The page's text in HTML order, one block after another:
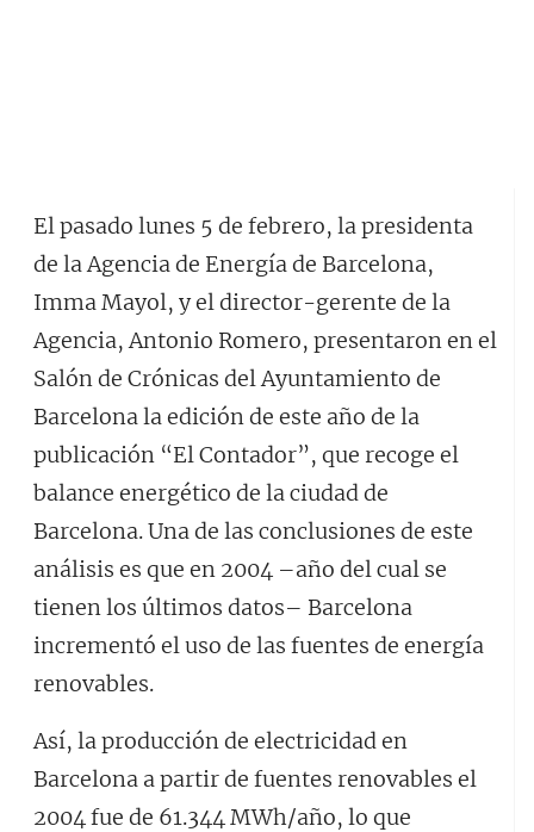
El pasado lunes 5 de febrero, la presidenta
de la Agencia de Energía de Barcelona,
Imma Mayol, y el director-gerente de la
Agencia, Antonio Romero, presentaron en el
Salón de Crónicas del Ayuntamiento de
Barcelona la edición de este año de la
publicación “El Contador”, que recoge el
balance energético de la ciudad de
Barcelona. Una de las conclusiones de este
análisis es que en 2004 –año del cual se
tienen los últimos datos– Barcelona
incrementó el uso de las fuentes de energía
renovables.
Así, la producción de electricidad en
Barcelona a partir de fuentes renovables el
2004 fue de 61.344 MWh/año, lo que